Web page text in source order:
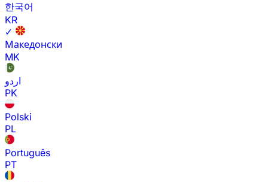
한국어
KR
✓
Македонски
MK
اردو
PK
Polski
PL
Português
PT